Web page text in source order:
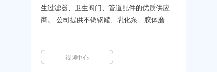
生过滤器、卫生阀门、管道配件的优质供应
商。 公司提供不锈钢罐、乳化泵、胶体磨...
视频中心